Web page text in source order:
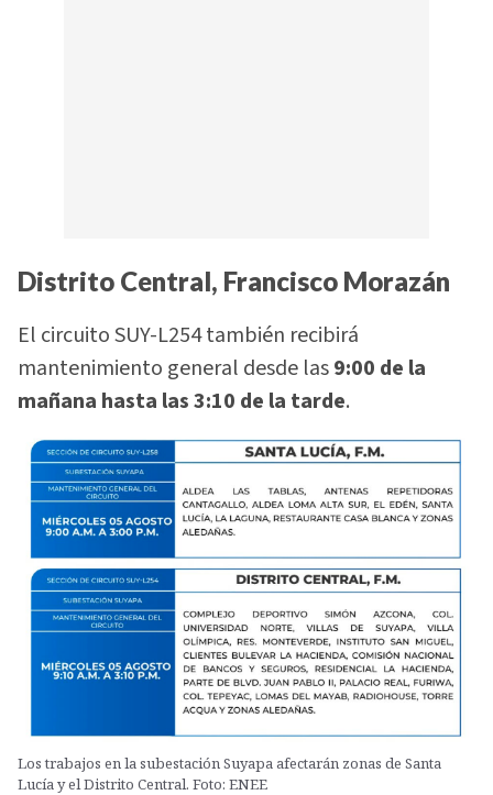
Distrito Central, Francisco Morazán
El circuito SUY-L254 también recibirá
mantenimiento general desde las9:00 de la
mañana hasta las 3:10 de la tarde.
Los trabajos en la subestación Suyapa afectarán zonas de Santa
Lucía y el Distrito Central. Foto: ENEE